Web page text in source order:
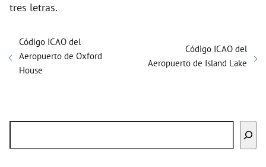
tres letras.
Código ICAO del
Aeropuerto de Oxford
House
Código ICAO del
Aeropuerto de Island Lake